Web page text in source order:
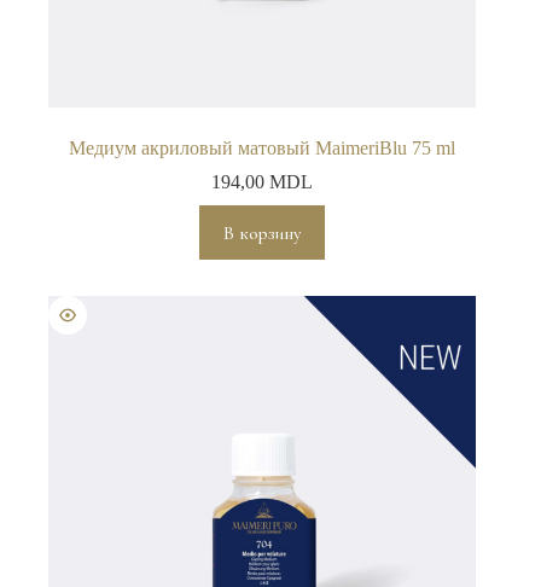
Медиум акриловый матовый MaimeriBlu 75 ml
194,00MDL
В корзину